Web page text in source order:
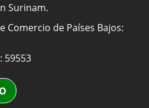
Surinam.
Comercio de Países Bajos:
59553